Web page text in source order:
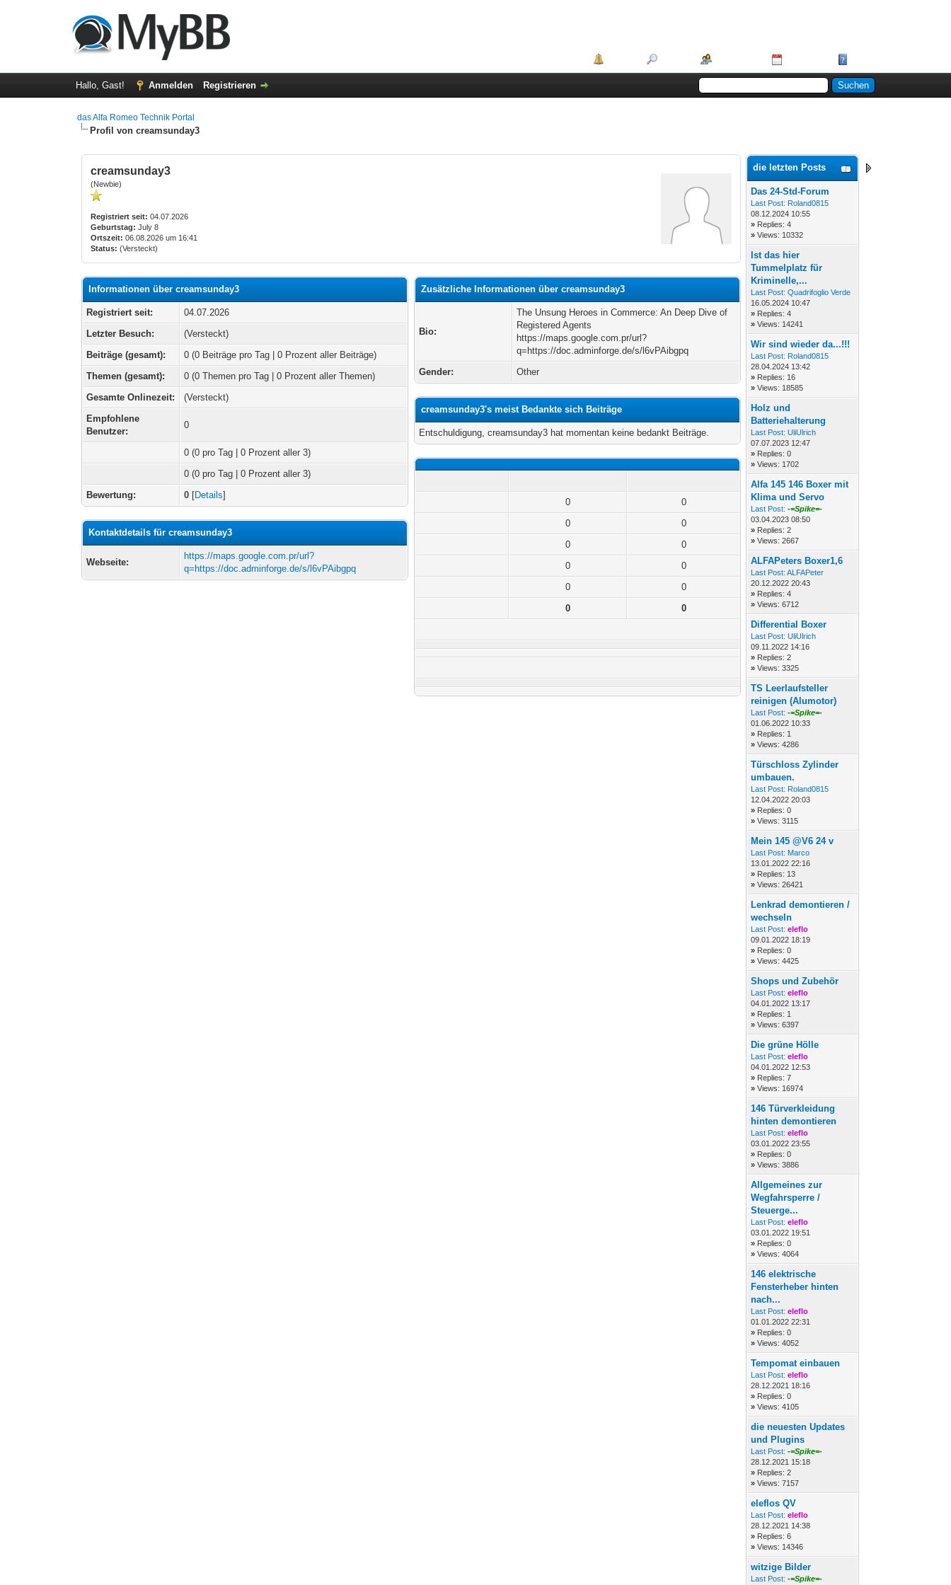
Hallo, Gast! Anmelden Registrieren
das Alfa Romeo Technik Portal
Profil von creamsunday3
creamsunday3
(Newbie)
Registriert seit: 04.07.2026
Geburtstag: July 8
Ortszeit: 06.08.2026 um 16:41
Status: (Versteckt)
Informationen über creamsunday3
Registriert seit:
04.07.2026
Letzter Besuch:
(Versteckt)
Beiträge (gesamt):
0 (0 Beiträge pro Tag | 0 Prozent aller Beiträge)
Themen (gesamt):
0 (0 Themen pro Tag | 0 Prozent aller Themen)
Gesamte Onlinezeit:
(Versteckt)
Empfohlene
Benutzer:
0
0 (0 pro Tag | 0 Prozent aller 3)
0 (0 pro Tag | 0 Prozent aller 3)
Bewertung:
0 [Details]
Kontaktdetails für creamsunday3
Webseite:
https://maps.google.com.pr/url?
q=https://doc.adminforge.de/s/l6vPAibgpq
Zusätzliche Informationen über creamsunday3
Bio:
The Unsung Heroes in Commerce: An Deep Dive of
Registered Agents
https://maps.google.com.pr/url?
q=https://doc.adminforge.de/s/l6vPAibgpq
Gender:
Other
creamsunday3's meist Bedankte sich Beiträge
Entschuldigung, creamsunday3 hat momentan keine bedankt Beiträge.
0
0
0
0
0
0
0
0
0
0
0
0
die letzten Posts
Das 24-Std-Forum
Last Post: Roland0815
08.12.2024 10:55
» Replies: 4
»Views: 10332
Ist das hier
Tummelplatz für
Kriminelle,...
Last Post: Quadrifoglio Verde
16.05.2024 10:47
» Replies: 4
»Views: 14241
Wir sind wieder da...!!!
Last Post: Roland0815
28.04.2024 13:42
» Replies: 16
»Views: 18585
Holz und
Batteriehalterung
Last Post: UliUlrich
07.07.2023 12:47
» Replies: 0
»Views: 1702
Alfa 145 146 Boxer mit
Klima und Servo
Last Post: -=Spike=-
03.04.2023 08:50
» Replies: 2
»Views: 2667
ALFAPeters Boxer1,6
Last Post: ALFAPeter
20.12.2022 20:43
» Replies: 4
»Views: 6712
Differential Boxer
Last Post: UliUlrich
09.11.2022 14:16
» Replies: 2
»Views: 3325
TS Leerlaufsteller
reinigen (Alumotor)
Last Post: -=Spike=-
01.06.2022 10:33
» Replies: 1
»Views: 4286
Türschloss Zylinder
umbauen.
Last Post: Roland0815
12.04.2022 20:03
» Replies: 0
»Views: 3115
Mein 145 @V6 24 v
Last Post: Marco
13.01.2022 22:16
» Replies: 13
»Views: 26421
Lenkrad demontieren /
wechseln
Last Post: eleflo
09.01.2022 18:19
» Replies: 0
»Views: 4425
Shops und Zubehör
Last Post: eleflo
04.01.2022 13:17
» Replies: 1
»Views: 6397
Die grüne Hölle
Last Post: eleflo
04.01.2022 12:53
» Replies: 7
»Views: 16974
146 Türverkleidung
hinten demontieren
Last Post: eleflo
03.01.2022 23:55
» Replies: 0
»Views: 3886
Allgemeines zur
Wegfahrsperre /
Steuerge...
Last Post: eleflo
03.01.2022 19:51
» Replies: 0
»Views: 4064
146 elektrische
Fensterheber hinten
nach...
Last Post: eleflo
01.01.2022 22:31
» Replies: 0
»Views: 4052
Tempomat einbauen
Last Post: eleflo
28.12.2021 18:16
» Replies: 0
»Views: 4105
die neuesten Updates
und Plugins
Last Post: -=Spike=-
28.12.2021 15:18
» Replies: 2
»Views: 7157
eleflos QV
Last Post: eleflo
28.12.2021 14:38
» Replies: 6
»Views: 14346
witzige Bilder
Last Post: -=Spike=-